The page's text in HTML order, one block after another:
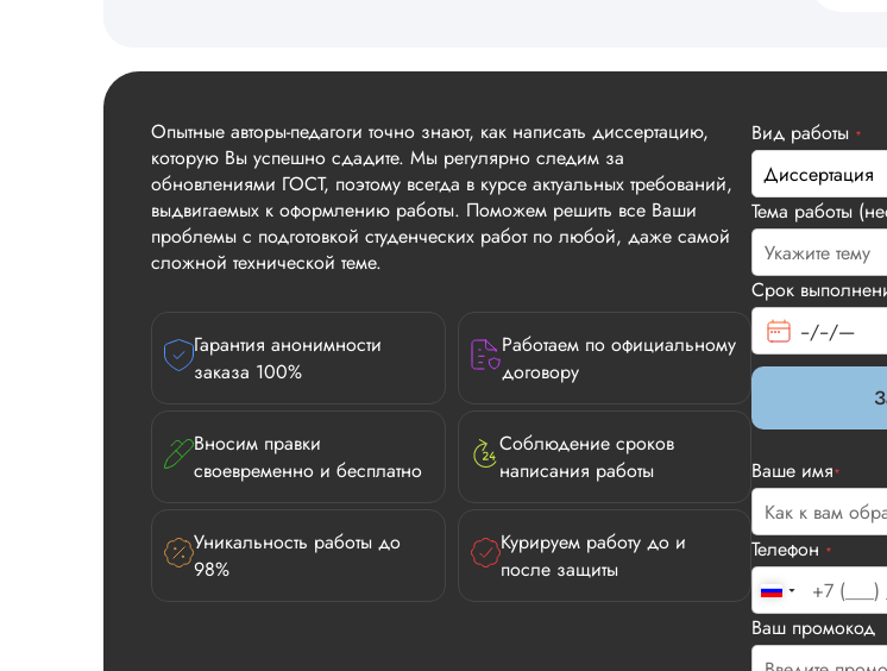
Опытные авторы-педагоги точно знают, как написать диссертацию,
которую Вы успешно сдадите. Мы регулярно следим за
обновлениями ГОСТ, поэтому всегда в курсе актуальных требований,
выдвигаемых к оформлению работы. Поможем решить все Ваши
проблемы с подготовкой студенческих работ по любой, даже самой
сложной технической теме.
Гарантия анонимности
заказа 100%
Работаем по официальному
договору
Вносим правки
своевременно и бесплатно
Соблюдение сроков
написания работы
Уникальность работы до
98%
Курируем работу до и
после защиты
Вид работы *
Диссертация
Тема работы
Срок
Ваше имя*
Телефон *
Ваш промокод